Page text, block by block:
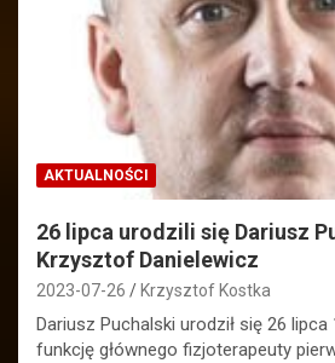
AKTUALNOŚCI
26 lipca urodzili się Dariusz
Krzysztof Danielewicz
2023-07-26 Krzysztof Kostka
Dariusz Puchalski urodził się 26 lipca
funkcję głównego fizjoterapeuty